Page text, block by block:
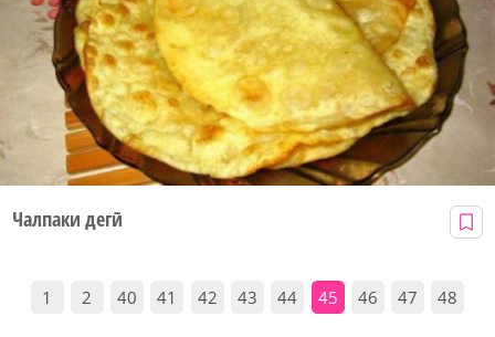
Чалпаки дегӣ
1 2 40 41 42 43 44 45 46 47 48